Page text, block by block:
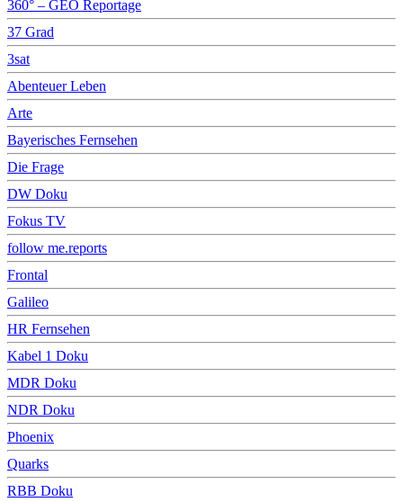
360° – GEO Reportage
37 Grad
3sat
Abenteuer Leben
Arte
Bayerisches Fernsehen
Die Frage
DW Doku
Fokus TV
follow me.reports
Frontal
Galileo
HR Fernsehen
Kabel 1 Doku
MDR Doku
NDR Doku
Phoenix
Quarks
RBB Doku